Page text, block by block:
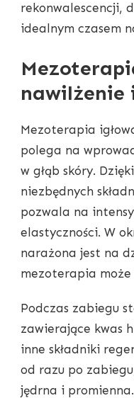
rekonwalescencji,
idealnym czasem
nawilżenie
Mezoterapia
polega na
w głąb skóry.
niezbędnych
pozwala na
elastyczności. W
narażona jest na
mezoterapia może
Podczas zabiegu
zawierające kwas
inne składniki
od razu po
jędrna i